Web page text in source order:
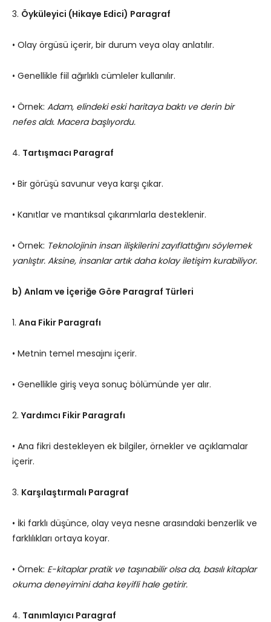
3. Öyküleyici (Hikaye Edici) Paragraf
• Olay örgüsü içerir, bir durum veya olay anlatılır.
• Genellikle fiil ağırlıklı cümleler kullanılır.
• Örnek: Adam, elindeki eski haritaya baktı ve derin bir
nefes aldı. Macera başlıyordu.
4. Tartışmacı Paragraf
• Bir görüşü savunur veya karşı çıkar.
• Kanıtlar ve mantıksal çıkarımlarla desteklenir.
• Örnek: Teknolojinin insan ilişkilerini zayıflattığını söylemek
yanlıştır. Aksine, insanlar artık daha kolay iletişim kurabiliyor.
b) Anlam ve İçeriğe Göre Paragraf Türleri
1. Ana Fikir Paragrafı
• Metnin temel mesajını içerir.
• Genellikle giriş veya sonuç bölümünde yer alır.
2. Yardımcı Fikir Paragrafı
• Ana fikri destekleyen ek bilgiler, örnekler ve açıklamalar
içerir.
3. Karşılaştırmalı Paragraf
• İki farklı düşünce, olay veya nesne arasındaki benzerlik ve
farklılıkları ortaya koyar.
• Örnek: E-kitaplar pratik ve taşınabilir olsa da, basılı kitaplar
okuma deneyimini daha keyifli hale getirir.
4. Tanımlayıcı Paragraf